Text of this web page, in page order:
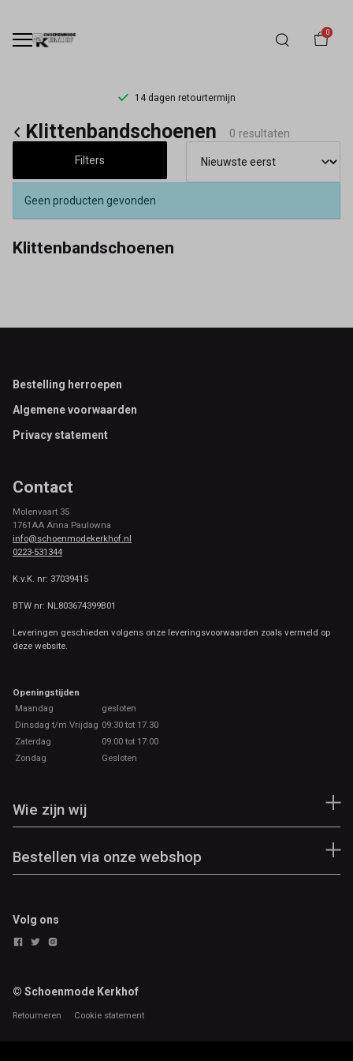
0
14 dagen retourtermijn
Klittenbandschoenen
Schoenmode
Kerkhof
Klittenbandschoenen 0 resultaten
Filters
Geen producten gevonden
Klittenbandschoenen
Footer
Bestelling herroepen
Algemene voorwaarden
Privacy statement
Contact
Molenvaart 35
1761AA Anna Paulowna
info@schoenmodekerkhof.nl
0223-531344
K.v.K. nr: 37039415
BTW nr: NL803674399B01
Leveringen geschieden volgens onze leveringsvoorwaarden zoals vermeld op
deze website.
Openingstijden
Maandag
gesloten
Dinsdag t/m Vrijdag 09:30 tot 17.30
Zaterdag
09:00 tot 17:00
Zondag
Gesloten
Wie zijn wij
Bestellen via onze webshop
Volg ons
© Schoenmode Kerkhof
Retourneren Cookie statement